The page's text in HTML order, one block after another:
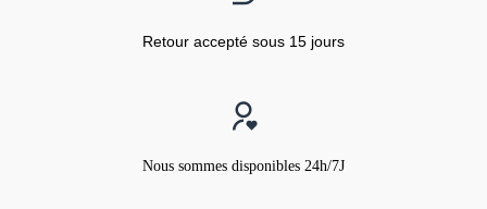
Retour accepté sous 15 jours
Nous sommes disponibles 24h/7J